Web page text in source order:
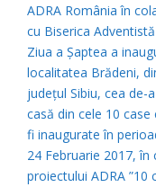
ADRA România în
cu Biserica
Ziua a Șaptea a
localitatea Brădeni,
județul Sibiu, cea de-
casă din cele 10 case
fi inaugurate în
24 Februarie 2017, în
proiectului ADRA ”10